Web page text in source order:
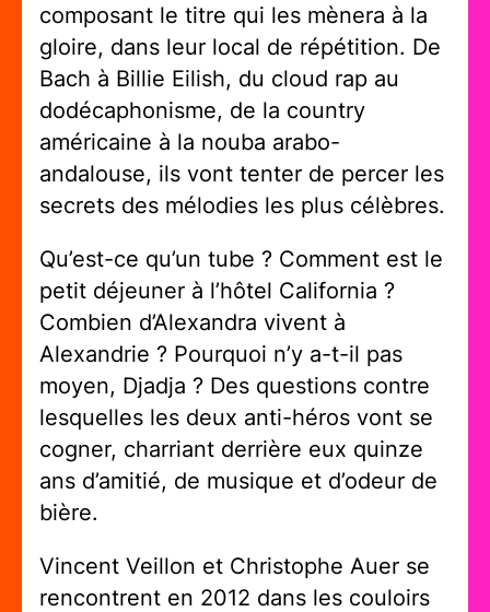
composant le titre qui les mènera à la
gloire, dans leur local de répétition. De
Bach à Billie Eilish, du cloud rap au
dodécaphonisme, de la country
américaine à la nouba arabo-
andalouse, ils vont tenter de percer les
secrets des mélodies les plus célèbres.
Qu’est-ce qu’un tube ? Comment est le
petit déjeuner à l’hôtel California ?
Combien d’Alexandra vivent à
Alexandrie ? Pourquoi n’y a-t-il pas
moyen, Djadja ? Des questions contre
lesquelles les deux anti-héros vont se
cogner, charriant derrière eux quinze
ans d’amitié, de musique et d’odeur de
bière.
Vincent Veillon et Christophe Auer se
rencontrent en 2012 dans les couloirs